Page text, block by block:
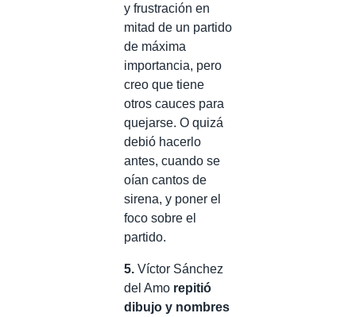
y frustración en
mitad de un partido
de máxima
importancia, pero
creo que tiene
otros cauces para
quejarse. O quizá
debió hacerlo
antes, cuando se
oían cantos de
sirena, y poner el
foco sobre el
partido.
5. Víctor Sánchez
del Amo repitió
dibujo y nombres